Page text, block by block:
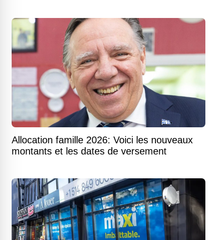
Allocation famille 2026: Voici les nouveaux
montants et les dates de versement